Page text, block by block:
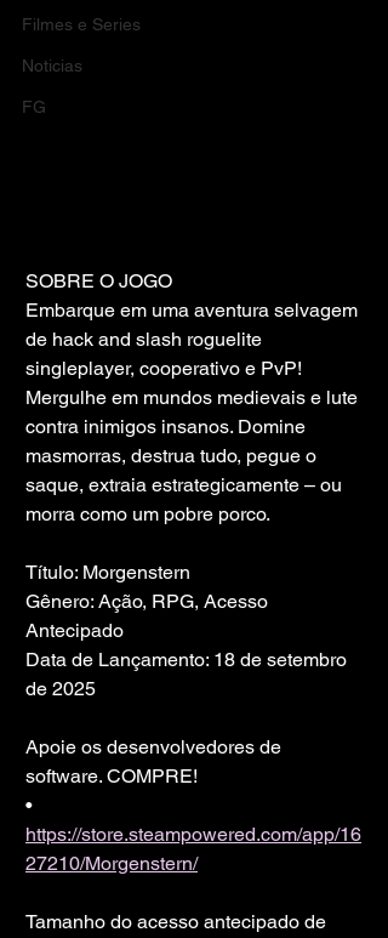
Filmes e Series
Noticias
FG
SOBRE O JOGO
Embarque em uma aventura selvagem
de hack and slash roguelite
singleplayer, cooperativo e PvP!
Mergulhe em mundos medievais e lute
contra inimigos insanos. Domine
masmorras, destrua tudo, pegue o
saque, extraia estrategicamente – ou
morra como um pobre porco.
Título: Morgenstern
Gênero: Ação, RPG, Acesso
Antecipado
Data de Lançamento: 18 de setembro
de 2025
Apoie os desenvolvedores de
software. COMPRE!
•
https://store.steampowered.com/app/16
27210/Morgenstern/
Tamanho do acesso antecipado de